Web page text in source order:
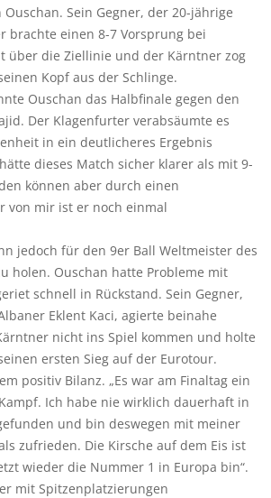
Ouschan. Sein Gegner, der 20-jährige
brachte einen 8-7 Vorsprung bei
über die Ziellinie und der Kärntner zog
Kopf aus der Schlinge.
Ouschan das Halbfinale gegen den
Der Klagenfurter verabsäumte es
in ein deutlicheres Ergebnis
dieses Match sicher klarer als mit 9-
können aber durch einen
von mir ist er noch einmal
jedoch für den 9er Ball Weltmeister des
holen. Ouschan hatte Probleme mit
schnell in Rückstand. Sein Gegner,
Eklent Kaci, agierte beinahe
nicht ins Spiel kommen und holte
ersten Sieg auf der Eurotour.
positiv Bilanz. „Es war am Finaltag ein
Ich habe nie wirklich dauerhaft in
und bin deswegen mit meiner
zufrieden. Die Kirsche auf dem Eis ist
wieder die Nummer 1 in Europa bin“.
mit Spitzenplatzierungen